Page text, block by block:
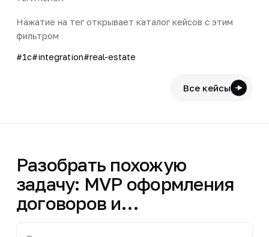
Нажатие на тег открывает каталог кейсов с этим
фильтром
#1c#integration#real-estate
Все кейсы
Разобрать похожую
задачу: MVP оформления
договоров и…